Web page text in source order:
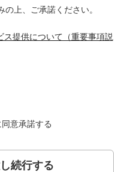
上、ご承諾ください。
提供について（重要事項説
意承諾する
続行する